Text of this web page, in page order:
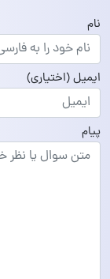
نام
ایمیل(اختیاری)
پیام